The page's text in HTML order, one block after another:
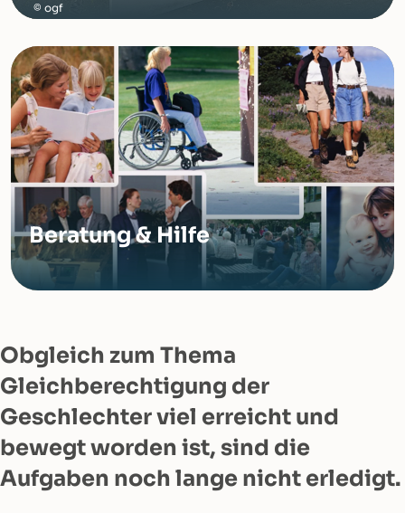
ogf
Beratung & Hilfe
Obgleich zum Thema
Gleichberechtigung der
Geschlechter viel erreicht und
bewegt worden ist, sind die
Aufgaben noch lange nicht erledigt.